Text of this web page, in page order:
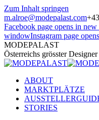
Zum Inhalt springen
m.alroe@modepalast.com
Facebook page opens in
windowInstagram page
MODEPALAST
Österreichs grösster
ABOUT
MARKTPLÄTZE
STORIES